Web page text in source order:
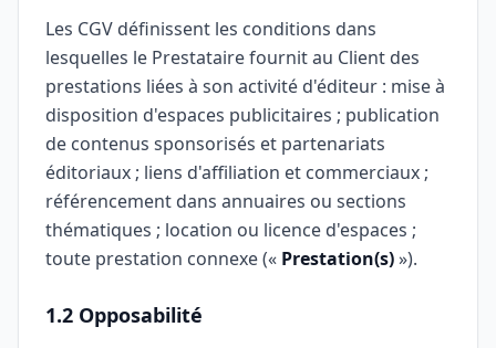
Les CGV définissent les conditions dans
lesquelles le Prestataire fournit au Client des
prestations liées à son activité d'éditeur : mise à
disposition d'espaces publicitaires ; publication
de contenus sponsorisés et partenariats
éditoriaux ; liens d'affiliation et commerciaux ;
référencement dans annuaires ou sections
thématiques ; location ou licence d'espaces ;
toute prestation connexe (« Prestation(s)»).
1.2 Opposabilité